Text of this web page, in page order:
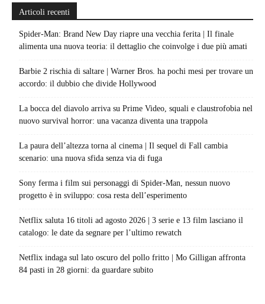
Articoli recenti
Spider-Man: Brand New Day riapre una vecchia ferita | Il finale
alimenta una nuova teoria: il dettaglio che coinvolge i due più amati
Barbie 2 rischia di saltare | Warner Bros. ha pochi mesi per trovare un
accordo: il dubbio che divide Hollywood
La bocca del diavolo arriva su Prime Video, squali e claustrofobia nel
nuovo survival horror: una vacanza diventa una trappola
La paura dell’altezza torna al cinema | Il sequel di Fall cambia
scenario: una nuova sfida senza via di fuga
Sony ferma i film sui personaggi di Spider-Man, nessun nuovo
progetto è in sviluppo: cosa resta dell’esperimento
Netflix saluta 16 titoli ad agosto 2026 | 3 serie e 13 film lasciano il
catalogo: le date da segnare per l’ultimo rewatch
Netflix indaga sul lato oscuro del pollo fritto | Mo Gilligan affronta
84 pasti in 28 giorni: da guardare subito